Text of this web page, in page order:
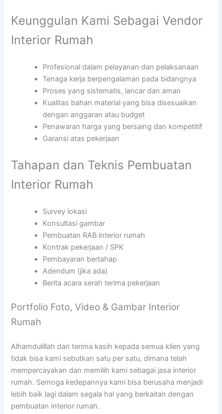
Keunggulan Kami Sebagai Vendor
Interior Rumah
Profesional dalam pelayanan dan pelaksanaan
Tenaga kerja berpengalaman pada bidangnya
Proses yang sistematis, lancar dan aman
Kualitas bahan material yang bisa disesuaikan
dengan anggaran atau budget
Penawaran harga yang bersaing dan kompetitif
Garansi atas pekerjaan
Tahapan dan Teknis Pembuatan
Interior Rumah
Survey lokasi
Konsultasi gambar
Pembuatan RAB interior rumah
Kontrak pekerjaan / SPK
Pembayaran bertahap
Adendum (jika ada)
Berita acara serah terima pekerjaan
Portfolio Foto, Video & Gambar Interior
Rumah
Alhamdulillah dan terima kasih kepada semua klien yang
tidak bisa kami sebutkan satu per satu, dimana telah
mempercayakan dan memilih kami sebagai jasa interior
rumah. Semoga kedepannya kami bisa berusaha menjadi
lebih baik lagi dalam segala hal yang berkaitan dengan
pembuatan interior rumah.